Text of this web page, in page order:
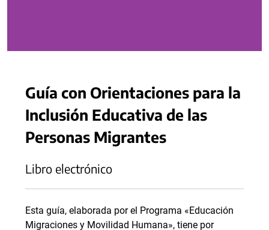
Guía con Orientaciones para la
Inclusión Educativa de las
Personas Migrantes
Libro electrónico
Esta guía, elaborada por el Programa «Educación
Migraciones y Movilidad Humana», tiene por